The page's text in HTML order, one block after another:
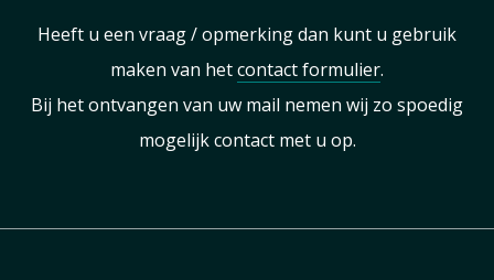
Heeft u een vraag / opmerking dan kunt u gebruik
maken van hetcontact formulier.
Bij het ontvangen van uw mail nemen wij zo spoedig
mogelijk contact met u op.